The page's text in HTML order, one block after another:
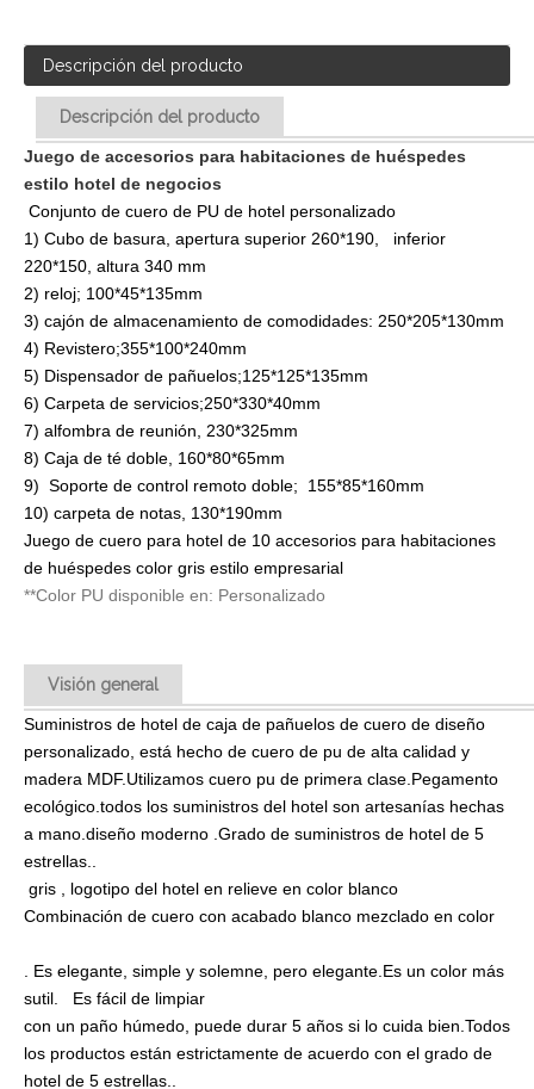
Descripción del producto
Descripción del producto
Juego de accesorios para habitaciones de huéspedes
estilo hotel de negocios
Conjunto de cuero de PU de hotel personalizado
1) Cubo de basura, apertura superior 260*190, inferior
220*150, altura 340 mm
2) reloj; 100*45*135mm
3) cajón de almacenamiento de comodidades: 250*205*130mm
4) Revistero;355*100*240mm
5) Dispensador de pañuelos;125*125*135mm
6) Carpeta de servicios;250*330*40mm
7) alfombra de reunión, 230*325mm
8) Caja de té doble, 160*80*65mm
9) Soporte de control remoto doble; 155*85*160mm
10) carpeta de notas, 130*190mm
Juego de cuero para hotel de 10 accesorios para habitaciones
de huéspedes color gris estilo empresarial
**Color PU disponible en: Personalizado
Visión general
Suministros de hotel de caja de pañuelos de cuero de diseño
personalizado, está hecho de cuero de pu de alta calidad y
madera MDF.Utilizamos cuero pu de primera clase.Pegamento
ecológico.todos los suministros del hotel son artesanías hechas
a mano.diseño moderno .Grado de suministros de hotel de 5
estrellas..
gris , logotipo del hotel en relieve en color blanco
Combinación de cuero con acabado blanco mezclado en color
. Es elegante, simple y solemne, pero elegante.Es un color más
sutil. Es fácil de limpiar
con un paño húmedo, puede durar 5 años si lo cuida bien.Todos
los productos están estrictamente de acuerdo con el grado de
hotel de 5 estrellas..